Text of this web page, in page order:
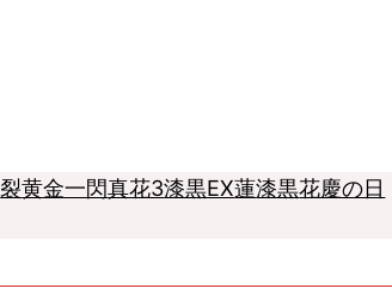
裂黄金一閃真花3漆黒EX蓮漆黒花慶の日